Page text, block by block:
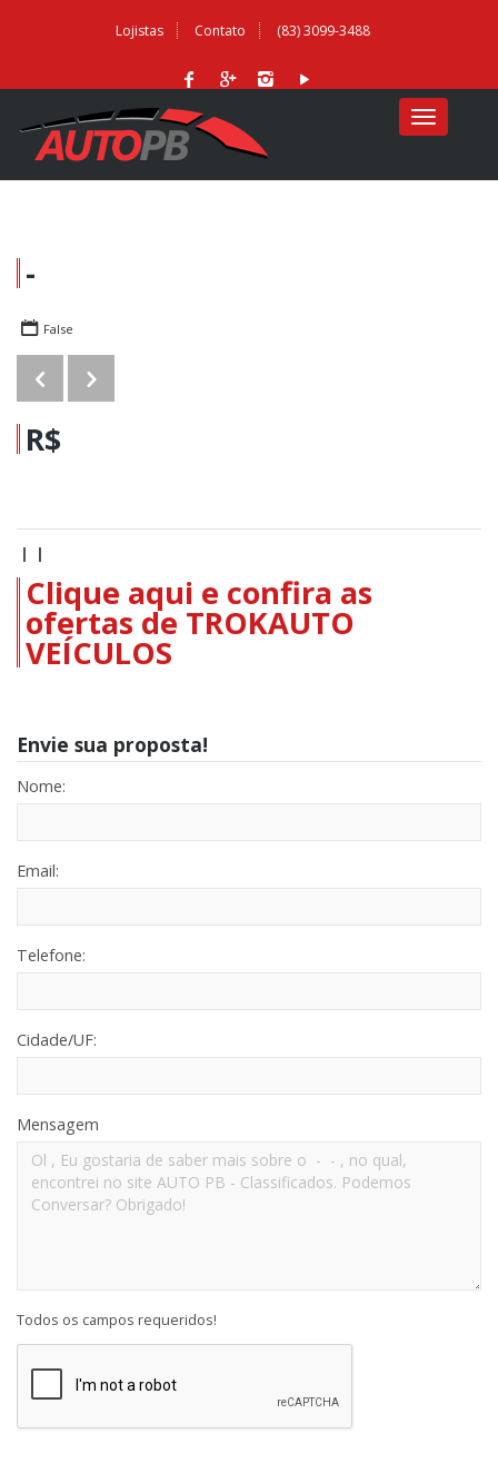
Lojistas Contato (83) 3099-3488
MENU
-
False
R$
| |
Clique aqui e confira as
ofertas de TROKAUTO
VEÍCULOS
Envie sua proposta!
Nome:
Email:
Telefone:
Cidade/UF:
Mensagem
Todos os campos requeridos!